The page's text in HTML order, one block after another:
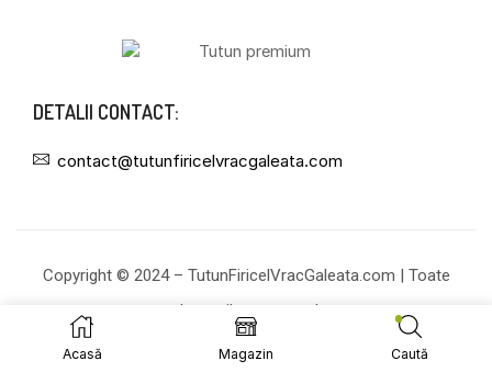
DETALII CONTACT:
contact@tutunfiricelvracgaleata.com
Copyright © 2024 – TutunFiricelVracGaleata.com | Toate
drepturile rezervate!
Acasă Magazin Caută